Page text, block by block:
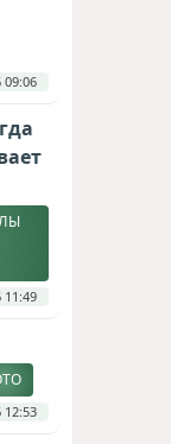
09:06
11:49
12:53